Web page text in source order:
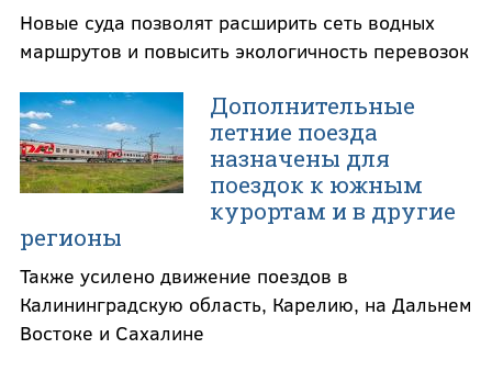
Новые суда позволят расширить сеть водных
маршрутов и повысить экологичность перевозок
Дополнительные
летние поезда
назначены для
поездок к южным
курортам и в другие
регионы
Также усилено движение поездов в
Калининградскую область, Карелию, на Дальнем
Востоке и Сахалине